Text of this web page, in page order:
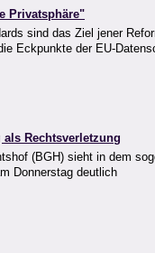
Privatsphäre"
sind das Ziel jener
Eckpunkte der EU-
Rechtsverletzung
(BGH) sieht in dem
Donnerstag deutlich